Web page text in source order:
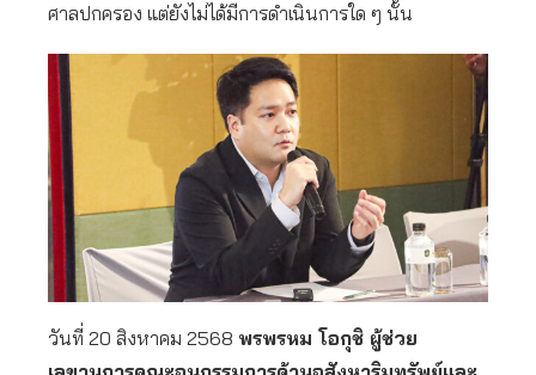
ศาลปกครอง แต่ยังไม่ได้มีการดำเนินการใด ๆ นั้น
วันที่ 20 สิงหาคม 2568 พรพรหม โอกุชิ ผู้ช่วย